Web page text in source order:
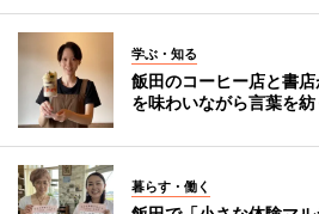
学ぶ・知る
飯田のコーヒー店と書
を味わいながら言葉を紡
暮らす・働く